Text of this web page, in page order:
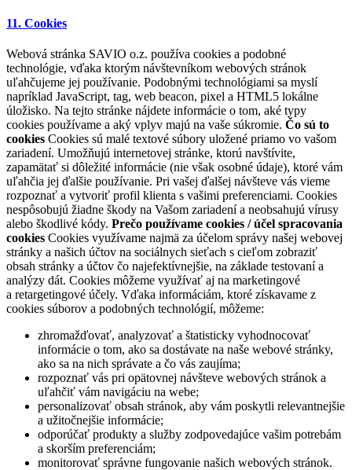
11. Cookies
Webová stránka SAVIO o.z. používa cookies a podobné
technológie, vďaka ktorým návštevníkom webových stránok
uľahčujeme jej používanie. Podobnými technológiami sa myslí
napríklad JavaScript, tag, web beacon, pixel a HTML5 lokálne
úložisko. Na tejto stránke nájdete informácie o tom, aké typy
cookies používame a aký vplyv majú na vaše súkromie. Čo sú to
cookies Cookies sú malé textové súbory uložené priamo vo vašom
zariadení. Umožňujú internetovej stránke, ktorú navštívite,
zapamätať si dôležité informácie (nie však osobné údaje), ktoré vám
uľahčia jej ďalšie používanie. Pri vašej ďalšej návšteve vás vieme
rozpoznať a vytvoriť profil klienta s vašimi preferenciami. Cookies
nespôsobujú žiadne škody na Vašom zariadení a neobsahujú vírusy
alebo škodlivé kódy. Prečo používame cookies / účel spracovania
cookies Cookies využívame najmä za účelom správy našej webovej
stránky a našich účtov na sociálnych sieťach s cieľom zobraziť
obsah stránky a účtov čo najefektívnejšie, na základe testovaní a
analýzy dát. Cookies môžeme využívať aj na marketingové
a retargetingové účely. Vďaka informáciám, ktoré získavame z
cookies súborov a podobných technológií, môžeme:
zhromažďovať, analyzovať a štatisticky vyhodnocovať
informácie o tom, ako sa dostávate na naše webové stránky,
ako sa na nich správate a čo vás zaujíma;
rozpoznať vás pri opätovnej návšteve webových stránok a
uľahčiť vám navigáciu na webe;
personalizovať obsah stránok, aby vám poskytli relevantnejšie
a užitočnejšie informácie;
odporúčať produkty a služby zodpovedajúce vašim potrebám
a skorším preferenciám;
monitorovať správne fungovanie našich webových stránok.